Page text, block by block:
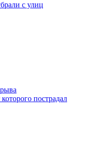
с улиц
пострадал